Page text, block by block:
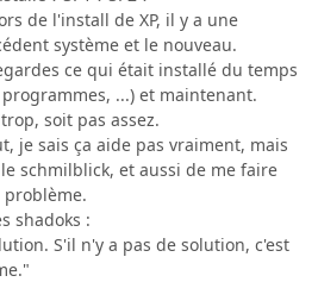
de l'install de XP, il y a une
système et le nouveau.
ce qui était installé du temps
...) et maintenant.
soit pas assez.
je sais ça aide pas vraiment, mais
schmilblick, et aussi de me faire
shadoks :
S'il n'y a pas de solution, c'est